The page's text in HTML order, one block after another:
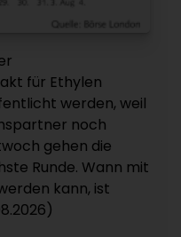
für Ethylen
werden, weil
noch
gehen die
Runde. Wann mit
kann, ist